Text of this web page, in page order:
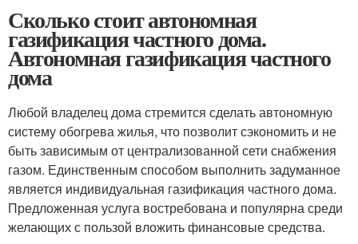
Сколько стоит автономная
газификация частного дома.
Автономная газификация частного
дома
Любой владелец дома стремится сделать автономную
систему обогрева жилья, что позволит сэкономить и не
быть зависимым от централизованной сети снабжения
газом. Единственным способом выполнить задуманное
является индивидуальная газификация частного дома.
Предложенная услуга востребована и популярна среди
желающих с пользой вложить финансовые средства.